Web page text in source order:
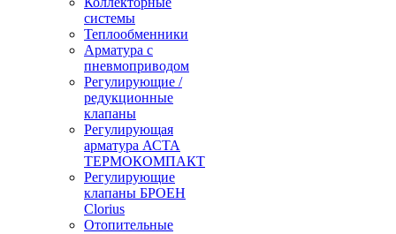
системы
Теплообменники
Арматура с
пневмоприводом
Регулирующие /
редукционные
клапаны
Регулирующая
арматура АСТА
ТЕРМОКОМПАКТ
Регулирующие
клапаны БРОЕН
Clorius
Отопительные